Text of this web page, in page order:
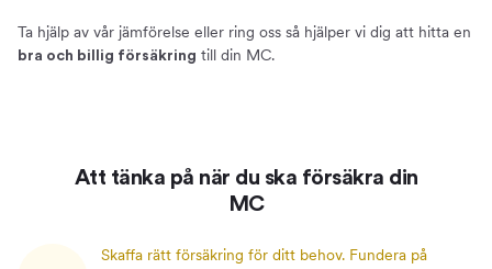
Ta hjälp av vår jämförelse eller ring oss så hjälper vi dig att hitta en
bra och billig försäkring till din MC.
Att tänka på när du ska försäkra din
MC
Skaffa rätt försäkring för ditt behov. Fundera på